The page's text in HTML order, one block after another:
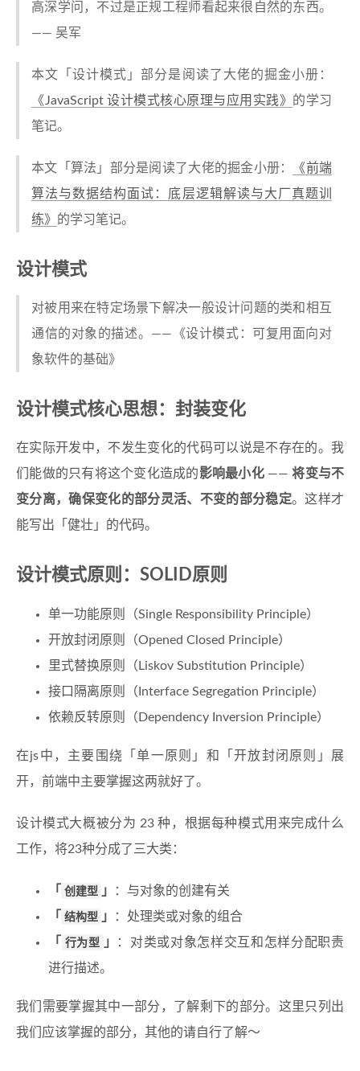
高深学问，不过是正规工程师看起来很自然的东西。
—— 吴军
本文「设计模式」部分是阅读了大佬的掘金小册：
《JavaScript 设计模式核⼼原理与应⽤实践》
的学习
笔记。
本文「算法」部分是阅读了大佬的掘金小册：
《前端
算法与数据结构面试：底层逻辑解读与大厂真题训
练》
的学习笔记。
设计模式
对被用来在特定场景下解决一般设计问题的类和相互
通信的对象的描述。——《设计模式：可复用面向对
象软件的基础》
设计模式核心思想：封装变化
在实际开发中，不发生变化的代码可以说是不存在的。我
们能做的只有将这个变化造成的影响最小化——将变与不
变分离，确保变化的部分灵活、不变的部分稳定。这样才
能写出「健壮」的代码。
设计模式原则：SOLID原则
单一功能原则（Single Responsibility Principle）
开放封闭原则（Opened Closed Principle）
里式替换原则（Liskov Substitution Principle）
接口隔离原则（Interface Segregation Principle）
依赖反转原则（Dependency Inversion Principle）
在js中，主要围绕「单一原则」和「开放封闭原则」展
开，前端中主要掌握这两就好了。
设计模式大概被分为 23 种，根据每种模式用来完成什么
工作，将23种分成了三大类：
「 创建型 」
：与对象的创建有关
「 结构型 」
：处理类或对象的组合
「 行为型 」
：对类或对象怎样交互和怎样分配职责
进行描述。
我们需要掌握其中一部分，了解剩下的部分。这里只列出
我们应该掌握的部分，其他的请自行了解～